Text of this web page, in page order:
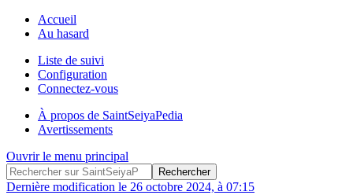
Accueil
Au hasard
Liste de suivi
Configuration
Connectez-vous
À propos de SaintSeiyaPedia
Avertissements
Ouvrir le menu principal
Dernière modification le 26 octobre 2024, à 07:15